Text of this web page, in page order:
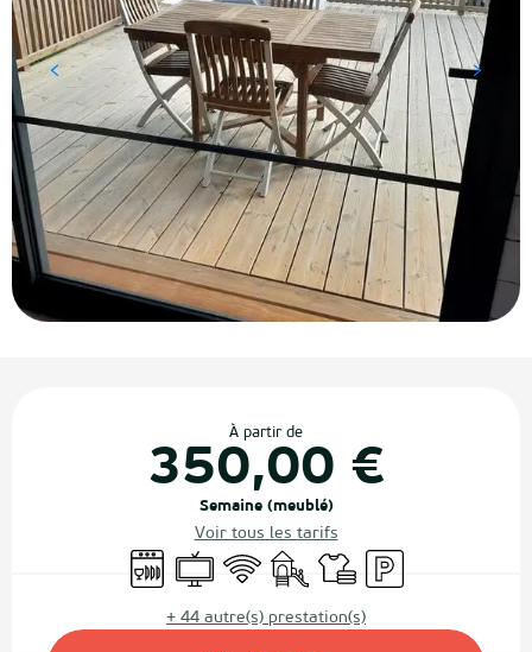
À partir de
350,00 €
Semaine (meublé)
Voir tous les tarifs
Lave vaisselle
Télévision
WiFi Jeux pour enfants / Espace
Draps et linge
Parking
+ 44 autre(s) prestation(s)